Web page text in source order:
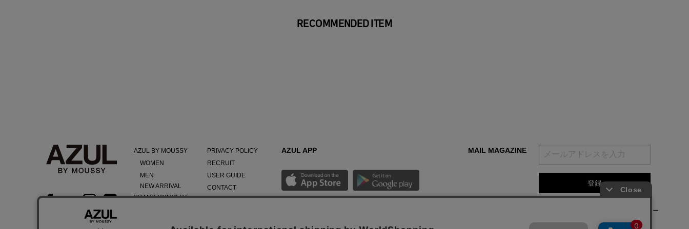
RECOMMENDED ITEM
AZUL BY MOUSSY
WOMEN
MEN
NEW ARRIVAL
BRAND CONCEPT
PRIVACY POLICY
RECRUIT
USER GUIDE
CONTACT
TERMS
AZUL APP
MOUSSYのお得な情報がいち早くチェックできる公式
MAIL MAGAZINE
プライバシーポリシー
に同意されたものとみなします。